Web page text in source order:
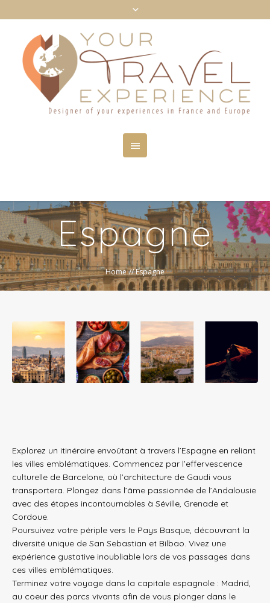
Espagne
Home //Espagne
Explorez un itinéraire envoûtant à travers l’Espagne en reliant
les villes emblématiques. Commencez par l’effervescence
culturelle de Barcelone, où l’architecture de Gaudi vous
transportera. Plongez dans l’âme passionnée de l’Andalousie
avec des étapes incontournables à Séville, Grenade et
Cordoue.
Poursuivez votre périple vers le Pays Basque, découvrant la
diversité unique de San Sebastian et Bilbao. Vivez une
expérience gustative inoubliable lors de vos passages dans
ces villes emblématiques.
Terminez votre voyage dans la capitale espagnole : Madrid,
au coeur des parcs vivants afin de vous plonger dans le